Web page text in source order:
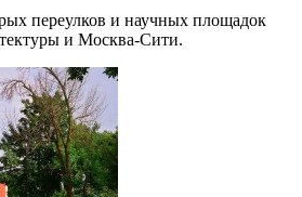
переулков и научных площадок
и Москва-Сити.